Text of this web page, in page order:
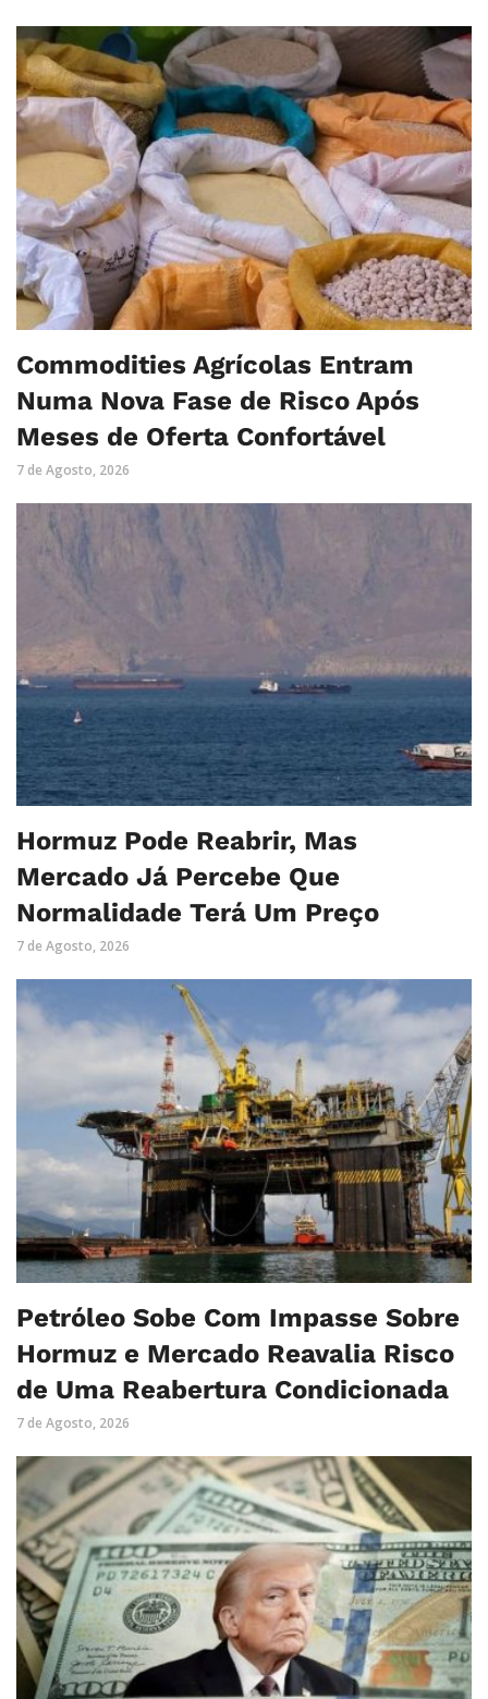
Commodities Agrícolas Entram
Numa Nova Fase de Risco Após
Meses de Oferta Confortável
7 de Agosto, 2026
Hormuz Pode Reabrir, Mas
Mercado Já Percebe Que
Normalidade Terá Um Preço
7 de Agosto, 2026
Petróleo Sobe Com Impasse Sobre
Hormuz e Mercado Reavalia Risco
de Uma Reabertura Condicionada
7 de Agosto, 2026